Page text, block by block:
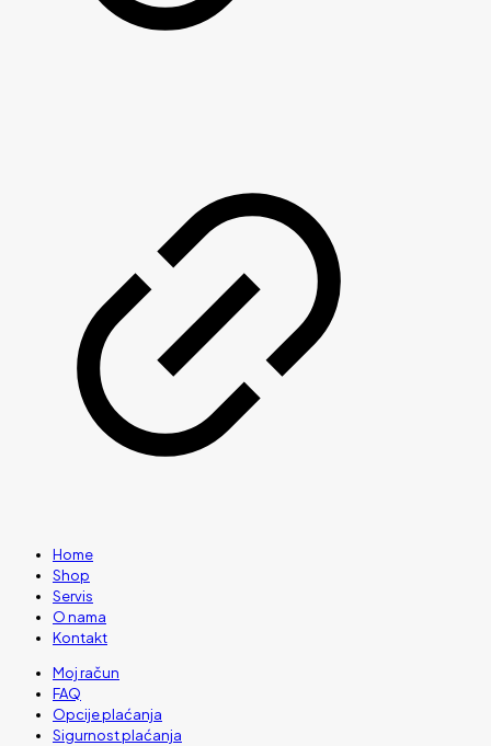
Home
Shop
Servis
O nama
Kontakt
Moj račun
FAQ
Opcije plaćanja
Sigurnost plaćanja